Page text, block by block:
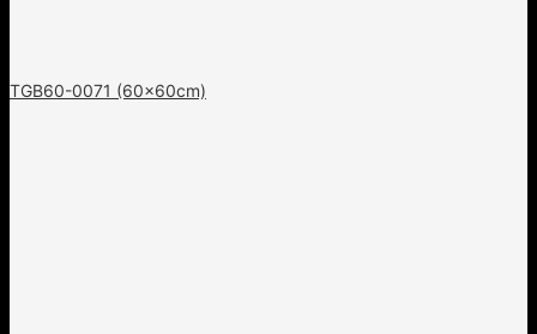
TGB60-0071 (60x60cm)